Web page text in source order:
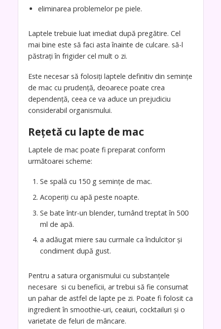
eliminarea problemelor pe piele.
Laptele trebuie luat imediat după pregătire. Cel
mai bine este să faci asta înainte de culcare. să-l
păstrați în frigider cel mult o zi.
Este necesar să folosiți laptele definitiv din semințe
de mac cu prudență, deoarece poate crea
dependență, ceea ce va aduce un prejudiciu
considerabil organismului.
Rețetă cu lapte de mac
Laptele de mac poate fi preparat conform
următoarei scheme:
Se spală cu 150 g semințe de mac.
Acoperiți cu apă peste noapte.
Se bate într-un blender, turnând treptat în 500
ml de apă.
a adăugat miere sau curmale ca îndulcitor și
condiment după gust.
Pentru a satura organismului cu substanțele
necesare si cu beneficii, ar trebui să fie consumat
un pahar de astfel de lapte pe zi. Poate fi folosit ca
ingredient în smoothie-uri, ceaiuri, cocktailuri și o
varietate de feluri de mâncare.